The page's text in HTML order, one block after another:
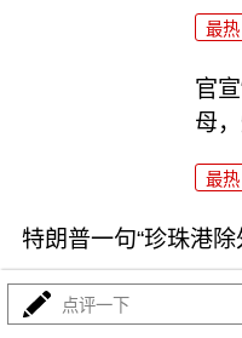
最热
官
母
最热
特朗普一句“珍珠港
点评一下